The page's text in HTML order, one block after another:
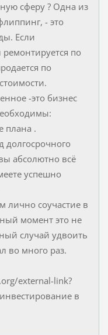
сферу ? Одна из
- это
Если
ремонтируется по
по
-это бизнес
плана .
долгосрочного
абсолютно всё
успешно
лично соучастие в
момент это не
случай удвоить
во много раз.
external-link?
в